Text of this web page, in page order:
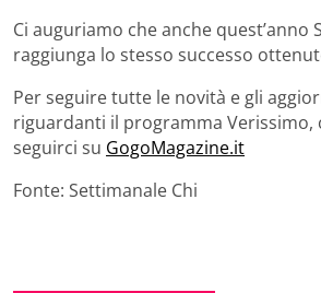
Ci auguriamo che anche quest’anno
raggiunga lo stesso successo
Per seguire tutte le novità e gli
riguardanti il programma Verissimo,
seguirci su GogoMagazine.it
Fonte: Settimanale Chi